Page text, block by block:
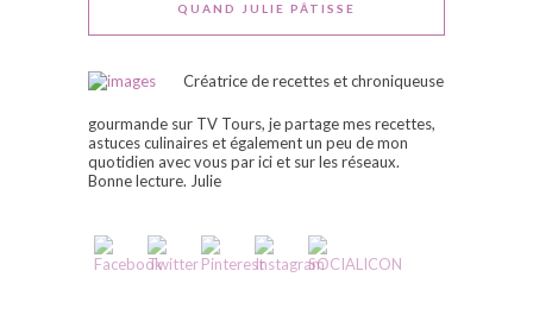
QUAND JULIE PÂTISSE
Créatrice de recettes et chroniqueuse
gourmande sur TV Tours, je partage mes recettes,
astuces culinaires et également un peu de mon
quotidien avec vous par ici et sur les réseaux.
Bonne lecture. Julie